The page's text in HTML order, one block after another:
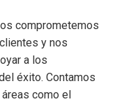
comprometemos
y nos
a los
éxito. Contamos
como el